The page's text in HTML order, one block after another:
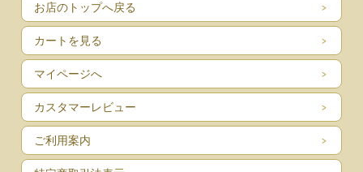
お店のトップへ戻る
カートを見る
マイページへ
カスタマーレビュー
ご利用案内